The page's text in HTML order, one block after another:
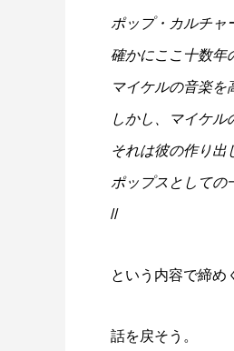
ポップ・カルチャ
確かにここ十数年
マイケルの音楽を
しかし、マイケル
それは彼の作り出
ポップスとしての
//
という内容で締め
話を戻そう。